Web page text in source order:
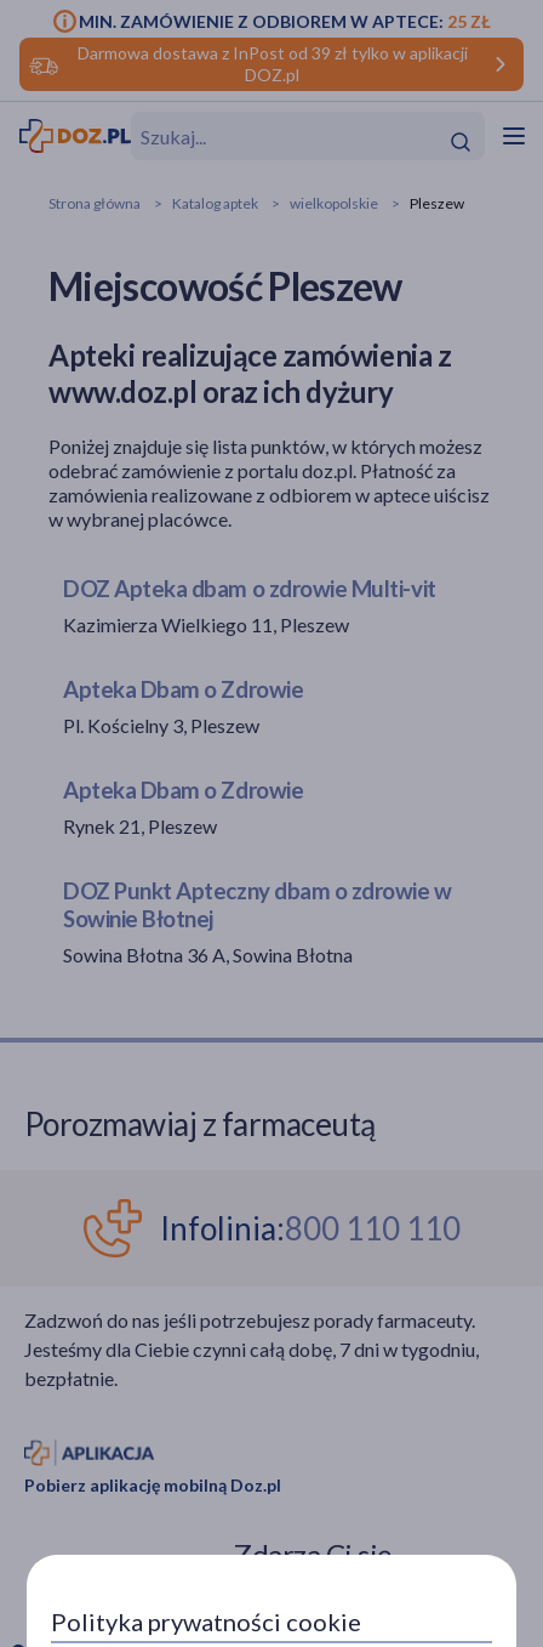
Darmowa dostawa z InPost od 39 zł tylko w aplikacji
DOZ.pl
MIN. ZAMÓWIENIE Z ODBIOREM W APTECE: 25 ZŁ
makijażu
Strona główna Katalog aptek wielkopolskie Pleszew
Miejscowość Pleszew
Apteki realizujące zamówienia z
www.doz.pl oraz ich dyżury
Poniżej znajduje się lista punktów, w których możesz
odebrać zamówienie z portalu doz.pl. Płatność za
zamówienia realizowane z odbiorem w aptece uiścisz
w wybranej placówce.
DOZ Apteka dbam o zdrowie Multi-vit
Kazimierza Wielkiego 11, Pleszew
Apteka Dbam o Zdrowie
Pl. Kościelny 3, Pleszew
Apteka Dbam o Zdrowie
Rynek 21, Pleszew
DOZ Punkt Apteczny dbam o zdrowie w
Sowinie Błotnej
Sowina Błotna 36 A, Sowina Błotna
Porozmawiaj z farmaceutą
Infolinia:800 110 110
Zadzwoń do nas jeśli potrzebujesz porady farmaceuty.
Jesteśmy dla Ciebie czynni całą dobę, 7 dni w tygodniu,
bezpłatnie.
Pobierz aplikację mobilną Doz.pl
Zdarza Ci się
leku?
Polityka prywatności cookie